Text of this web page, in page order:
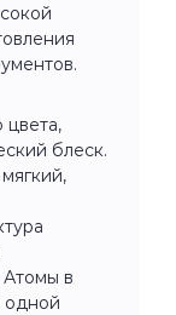
блеск.
Атомы в
одной